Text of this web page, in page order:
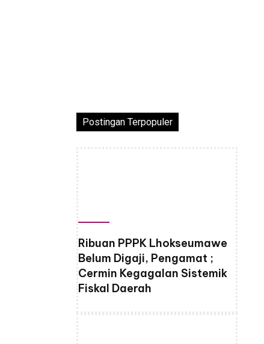
Postingan Terpopuler
Ribuan PPPK Lhokseumawe
Belum Digaji, Pengamat ;
Cermin Kegagalan Sistemik
Fiskal Daerah